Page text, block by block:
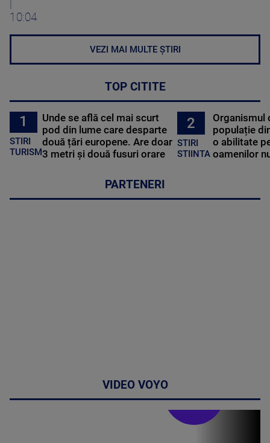
10:04
VEZI MAI MULTE ȘTIRI
TOP CITITE
1
STIRI
TURISM
Unde se află cel mai scurt
pod din lume care desparte
două țări europene. Are doar
3 metri și două fusuri orare
2
STIRI
STIINTA
Organismul
populație
o abilitate
oamenilor
PARTENERI
VIDEO VOYO